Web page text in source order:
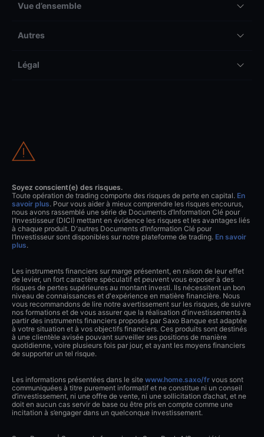
Vue d’ensemble
Autres
Légal
Soyez conscient(e) des risques.
Toute opération de trading comporte des risques de perte en capital. En
savoir plus. Pour vous aider à mieux comprendre les risques encourus,
nous avons rassemblé une série de Documents d’Information Clé pour
l’Investisseur (DICI) mettant en évidence les risques et les avantages liés
à chaque produit. D'autres Documents d’Information Clé pour
l’Investisseur sont disponibles sur notre plateforme de trading. En savoir
plus.
Les instruments financiers sur marge présentent, en raison de leur effet
de levier, un fort caractère spéculatif et peuvent vous exposer à des
risques de pertes supérieures au montant investi. Ils nécessitent un bon
niveau de connaissances et d'expérience en matière financière. Nous
vous recommandons de lire notre avertissement sur les risques, de suivre
nos formations et de vous assurer que la réalisation d'investissements à
partir des instruments financiers proposés par Saxo Banque est adaptée
à votre situation et à vos objectifs financiers. Ces produits sont destinés
à une clientèle avisée pouvant surveiller ses positions de manière
quotidienne, voire plusieurs fois par jour, et ayant les moyens financiers
de supporter un tel risque.
Les informations présentées dans le site www.home.saxo/fr vous sont
communiquées à titre purement informatif et ne constitue ni un conseil
d’investissement, ni une offre de vente, ni une sollicitation d’achat, et ne
doit en aucun cas servir de base ou être pris en compte comme une
incitation à s’engager dans un quelconque investissement.